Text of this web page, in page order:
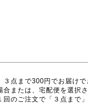
点まで300円でお届けで
または、宅配便を選択
のご注文で「３点まで